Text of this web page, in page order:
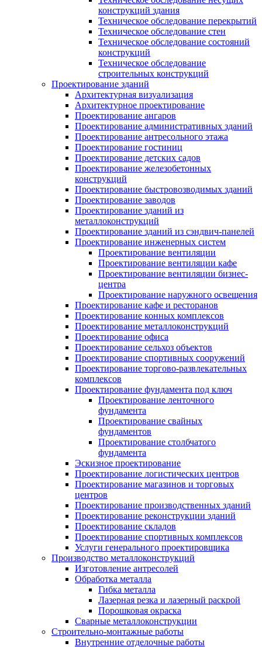
конструкций здания
Техническое обследование перекрытий
Техническое обследование стен
Техническое обследование состояний
конструкций
Техническое обследование
строительных конструкций
Проектирование зданий
Архитектурная визуализация
Архитектурное проектирование
Проектирование ангаров
Проектирование административных зданий
Проектирование антресольного этажа
Проектирование гостиниц
Проектирование детских садов
Проектирование железобетонных
конструкций
Проектирование быстровозводимых зданий
Проектирование заводов
Проектирование зданий из
металлоконструкций
Проектирование зданий из сэндвич-панелей
Проектирование инженерных систем
Проектирование вентиляции
Проектирование вентиляции кафе
Проектирование вентиляции бизнес-
центра
Проектирование наружного освещения
Проектирование кафе и ресторанов
Проектирование конных комплексов
Проектирование металлоконструкций
Проектирование офиса
Проектирование сельхоз объектов
Проектирование спортивных сооружений
Проектирование торгово-развлекательных
комплексов
Проектирование фундамента под ключ
Проектирование ленточного
фундамента
Проектирование свайных
фундаментов
Проектирование столбчатого
фундамента
Эскизное проектирование
Проектирование логистических центров
Проектирование магазинов и торговых
центров
Проектирование производственных зданий
Проектирование реконструкции зданий
Проектирование складов
Проектирование спортивных комплексов
Услуги генерального проектировщика
Производство металлоконструкций
Изготовление антресолей
Обработка металла
Гибка металла
Лазерная резка и лазерный раскрой
Порошковая окраска
Сварные металлоконструкции
Строительно-монтажные работы
Внутренние отделочные работы